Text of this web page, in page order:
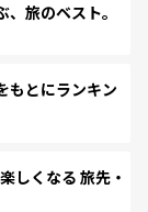
旅のベスト。
もとにランキン
しくなる 旅先・